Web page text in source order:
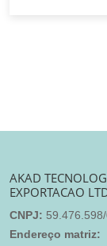
AKAD
EXPORTACAO
CNPJ:
Endereço matriz: